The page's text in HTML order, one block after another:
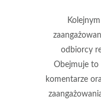
odbiorcy
Obejmuje to
komentarze